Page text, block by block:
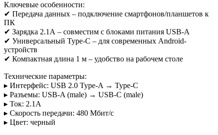
Ключевые особенности:
✔ Передача данных – подключение смартфонов/планшетов к
ПК
✔ Зарядка 2.1А – совместим с блоками питания USB-A
✔ Универсальный Type-C – для современных Android-
устройств
✔ Компактная длина 1 м – удобство на рабочем столе
Технические параметры:
▸ Интерфейс: USB 2.0 Type-A → Type-C
▸ Разъемы: USB-A (male) → USB-C (male)
▸ Ток: 2.1А
▸ Скорость передачи: 480 Мбит/с
▸ Цвет: черный